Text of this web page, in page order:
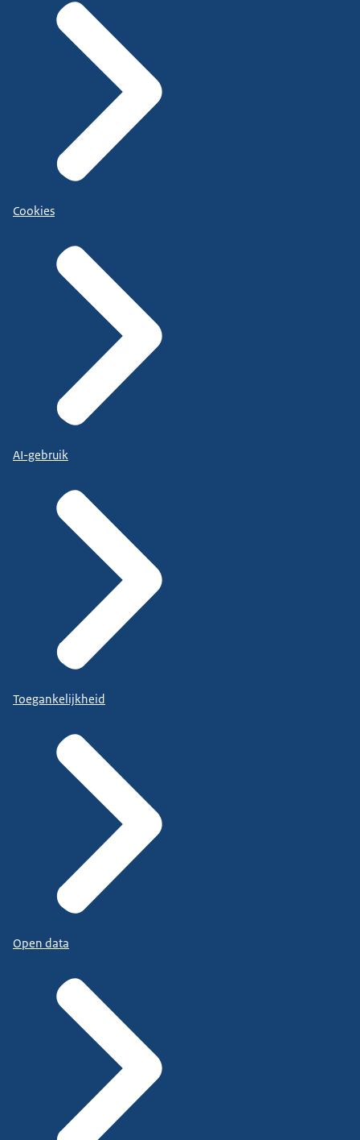
Cookies
AI-gebruik
Toegankelijkheid
Open data